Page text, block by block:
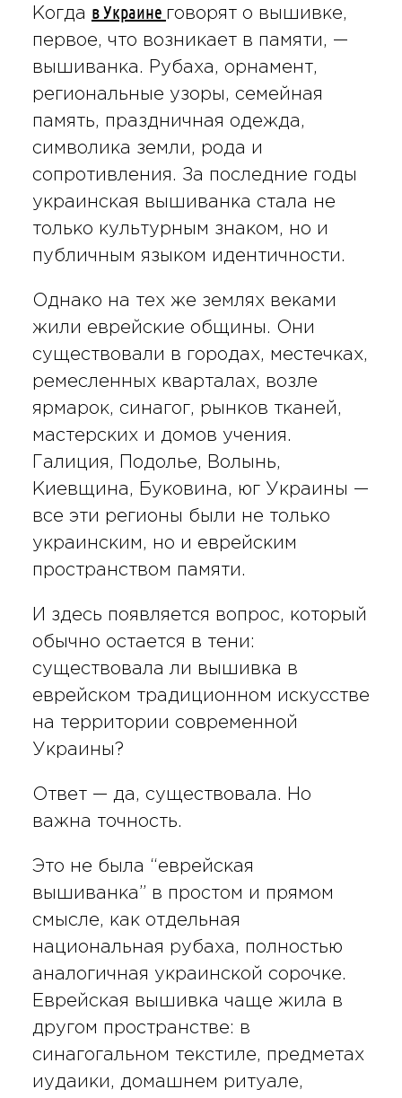
Когда в Украине говорят о вышивке,
первое, что возникает в памяти, —
вышиванка. Рубаха, орнамент,
региональные узоры, семейная
память, праздничная одежда,
символика земли, рода и
сопротивления. За последние годы
украинская вышиванка стала не
только культурным знаком, но и
публичным языком идентичности.
Однако на тех же землях веками
жили еврейские общины. Они
существовали в городах, местечках,
ремесленных кварталах, возле
ярмарок, синагог, рынков тканей,
мастерских и домов учения.
Галиция, Подолье, Волынь,
Киевщина, Буковина, юг Украины —
все эти регионы были не только
украинским, но и еврейским
пространством памяти.
И здесь появляется вопрос, который
обычно остается в тени:
существовала ли вышивка в
еврейском традиционном искусстве
на территории современной
Украины?
Ответ — да, существовала. Но
важна точность.
Это не была “еврейская
вышиванка” в простом и прямом
смысле, как отдельная
национальная рубаха, полностью
аналогичная украинской сорочке.
Еврейская вышивка чаще жила в
другом пространстве: в
синагогальном текстиле, предметах
иудаики, домашнем ритуале,